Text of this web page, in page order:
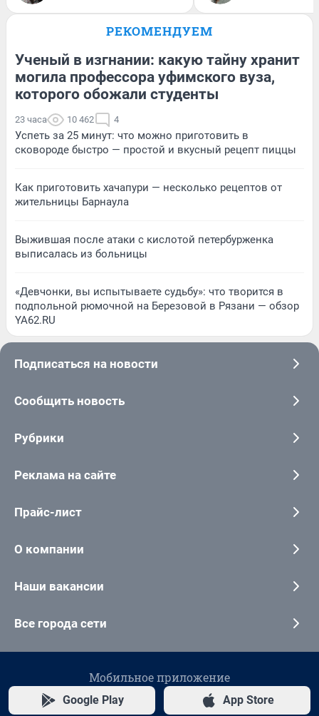
РЕКОМЕНДУЕМ
Ученый в изгнании: какую тайну хранит
могила профессора уфимского вуза,
которого обожали студенты
23 часа 10 462 4
Успеть за 25 минут: что можно приготовить в
сковороде быстро — простой и вкусный рецепт пиццы
Как приготовить хачапури — несколько рецептов от
жительницы Барнаула
Выжившая после атаки с кислотой петербурженка
выписалась из больницы
«Девчонки, вы испытываете судьбу»: что творится в
подпольной рюмочной на Березовой в Рязани — обзор
YA62.RU
Подписаться на новости
Сообщить новость
Рубрики
Реклама на сайте
Прайс-лист
О компании
Наши вакансии
Все города сети
Мобильное приложение
Google Play App Store